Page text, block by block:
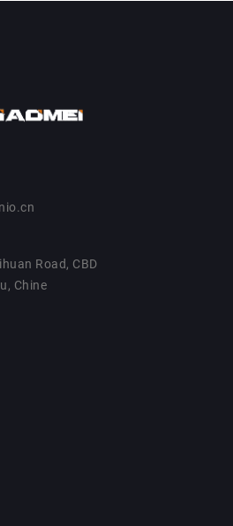
Road, CBD
Chine